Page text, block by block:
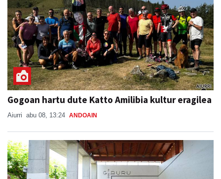
Gogoan hartu dute Katto Amilibia kultur eragilea
Aiurri abu 08, 13:24 ANDOAIN